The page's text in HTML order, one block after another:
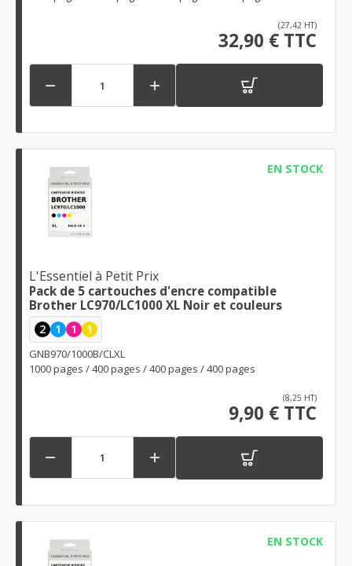
(27,42 HT)
32,90 € TTC
 
EN STOCK
L'Essentiel à Petit Prix
Pack de 5 cartouches d'encre compatible
Brother LC970/LC1000 XL Noir et couleurs
2 1 1 1
GNB970/1000B/CLXL
1000 pages / 400 pages / 400 pages / 400 pages
(8,25 HT)
9,90 € TTC
 
EN STOCK